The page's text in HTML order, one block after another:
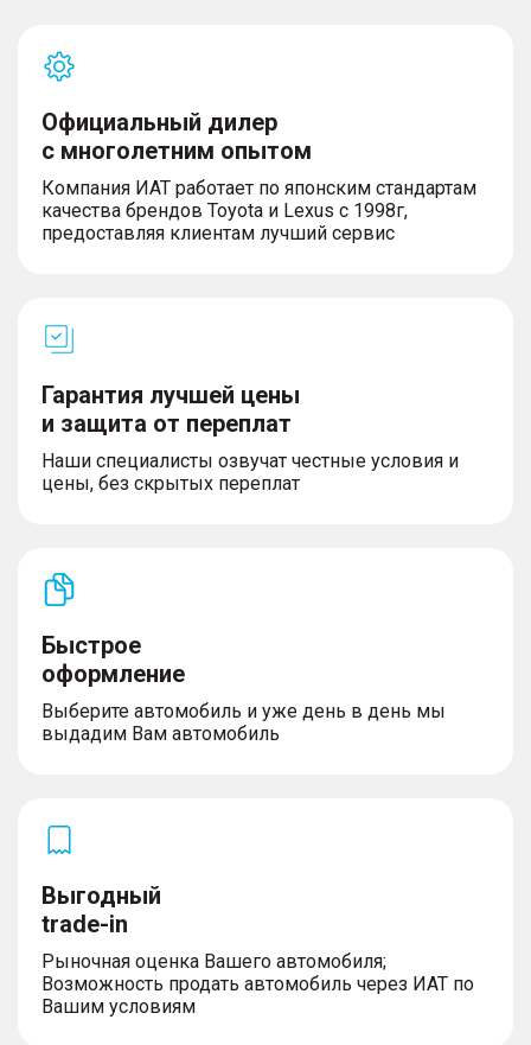
Официальный дилер
с многолетним опытом
Компания ИАТ работает по японским стандартам
качества брендов Toyota и Lexus с 1998г,
предоставляя клиентам лучший сервис
Гарантия лучшей цены
и защита от переплат
Наши специалисты озвучат честные условия и
цены, без скрытых переплат
Быстрое
оформление
Выберите автомобиль и уже день в день мы
выдадим Вам автомобиль
Выгодный
trade-in
Рыночная оценка Вашего автомобиля;
Возможность продать автомобиль через ИАТ по
Вашим условиям